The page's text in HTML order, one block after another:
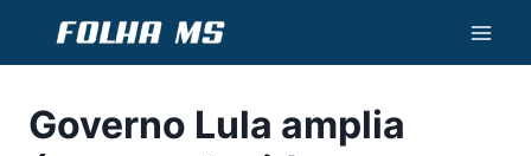
Conteúdo
Governo Lula amplia